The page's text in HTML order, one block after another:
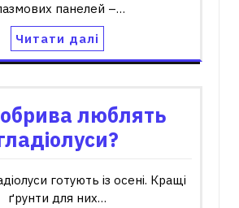
панелей –…
Читати далі
люблять
готують із осені. Кращі
ґрунти для них…